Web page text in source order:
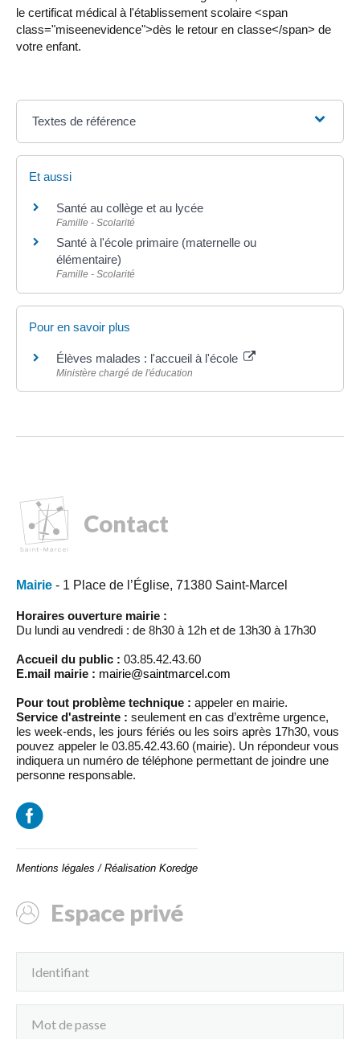
le certificat médical à l'établissement scolaire <span
class="miseenevidence">dès le retour en classe</span> de
votre enfant.
Textes de référence
Et aussi
Santé au collège et au lycée
Famille - Scolarité
Santé à l'école primaire (maternelle ou
élémentaire)
Famille - Scolarité
Pour en savoir plus
Élèves malades : l'accueil à l'école
Ministère chargé de l'éducation
Contact
Mairie - 1 Place de l’Église, 71380 Saint-Marcel
Horaires ouverture mairie :
Du lundi au vendredi : de 8h30 à 12h et de 13h30 à 17h30
Accueil du public : 03.85.42.43.60
E.mail mairie : mairie@saintmarcel.com
Pour tout problème technique : appeler en mairie.
Service d'astreinte : seulement en cas d’extrême urgence,
les week-ends, les jours fériés ou les soirs après 17h30, vous
pouvez appeler le 03.85.42.43.60 (mairie). Un répondeur vous
indiquera un numéro de téléphone permettant de joindre une
personne responsable.
Mentions légales / Réalisation Koredge
Espace privé